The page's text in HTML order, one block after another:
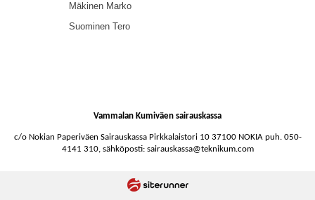
Mäkinen Marko
Suominen Tero
Vammalan Kumiväen sairauskassa
c/o Nokian Paperiväen Sairauskassa Pirkkalaistori 10 37100 NOKIA puh. 050-
4141 310, sähköposti: sairauskassa@teknikum.com